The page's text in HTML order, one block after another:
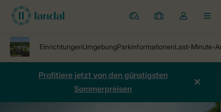
Ferienparks
Meine
Dropdown-
öffnen
Profitiere jetzt von den günstigsten
Sommerpreisen